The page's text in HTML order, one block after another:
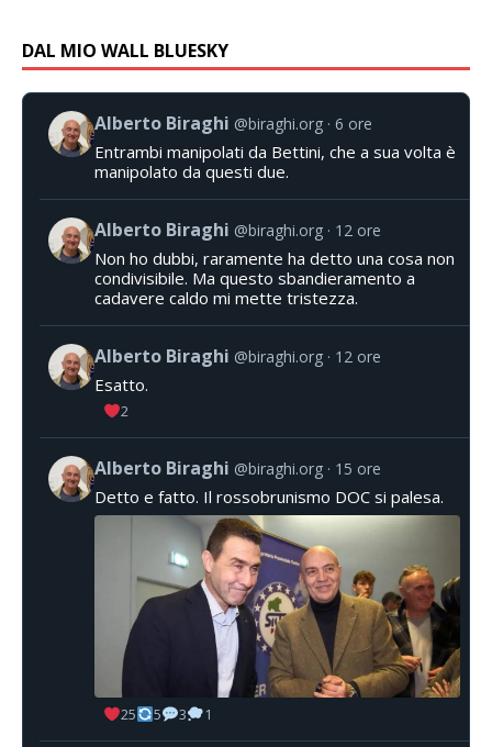
DAL MIO WALL BLUESKY
Alberto Biraghi @biraghi.org 6 ore
Entrambi manipolati da Bettini, che a sua volta è
manipolato da questi due.
Alberto Biraghi @biraghi.org 12 ore
Non ho dubbi, raramente ha detto una cosa non
condivisibile. Ma questo sbandieramento a
cadavere caldo mi mette tristezza.
Alberto Biraghi @biraghi.org 12 ore
Esatto.
2
Alberto Biraghi @biraghi.org 15 ore
Detto e fatto. Il rossobrunismo DOC si palesa.
25 5 3 1